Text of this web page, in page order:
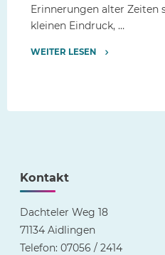
Erinnerungen alter Zeiten
kleinen Eindruck, …
WEITER LESEN
Kontakt
Dachteler Weg 18
71134 Aidlingen
Telefon: 07056 / 2414